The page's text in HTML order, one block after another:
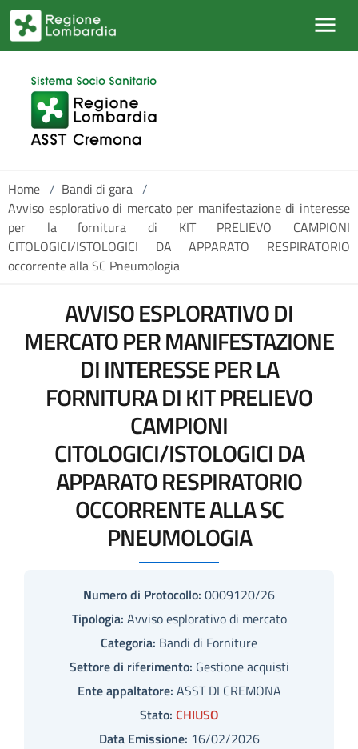
Salta al contenuto principale
Home / Bandi di gara /
Avviso esplorativo di mercato per manifestazione di interesse
per la fornitura di KIT PRELIEVO CAMPIONI
CITOLOGICI/ISTOLOGICI DA APPARATO RESPIRATORIO
occorrente alla SC Pneumologia
AVVISO ESPLORATIVO DI
MERCATO PER MANIFESTAZIONE
DI INTERESSE PER LA
FORNITURA DI KIT PRELIEVO
CAMPIONI
CITOLOGICI/ISTOLOGICI DA
APPARATO RESPIRATORIO
OCCORRENTE ALLA SC
PNEUMOLOGIA
Numero di Protocollo: 0009120/26
Tipologia: Avviso esplorativo di mercato
Categoria: Bandi di Forniture
Settore di riferimento: Gestione acquisti
Ente appaltatore: ASST DI CREMONA
Stato: CHIUSO
Data Emissione: 16/02/2026